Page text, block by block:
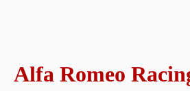
Alfa Romeo